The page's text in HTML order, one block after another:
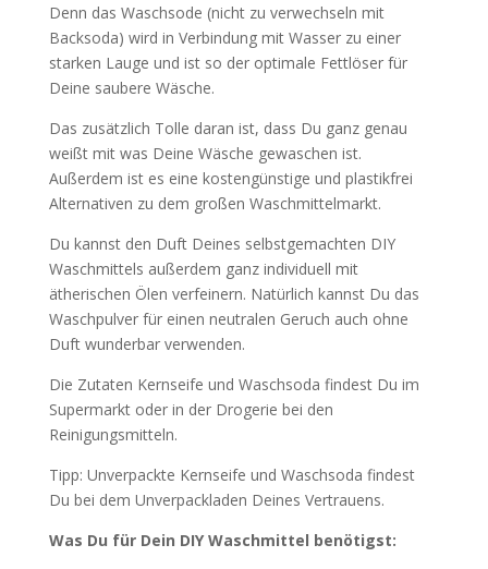
Denn das Waschsode (nicht zu verwechseln mit
Backsoda) wird in Verbindung mit Wasser zu einer
starken Lauge und ist so der optimale Fettlöser für
Deine saubere Wäsche.
Das zusätzlich Tolle daran ist, dass Du ganz genau
weißt mit was Deine Wäsche gewaschen ist.
Außerdem ist es eine kostengünstige und plastikfrei
Alternativen zu dem großen Waschmittelmarkt.
Du kannst den Duft Deines selbstgemachten DIY
Waschmittels außerdem ganz individuell mit
ätherischen Ölen verfeinern. Natürlich kannst Du das
Waschpulver für einen neutralen Geruch auch ohne
Duft wunderbar verwenden.
Die Zutaten Kernseife und Waschsoda findest Du im
Supermarkt oder in der Drogerie bei den
Reinigungsmitteln.
Tipp: Unverpackte Kernseife und Waschsoda findest
Du bei dem Unverpackladen Deines Vertrauens.
Was Du für Dein DIY Waschmittel benötigst: